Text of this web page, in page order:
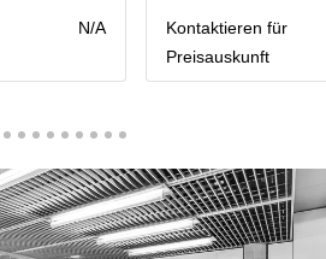
N/A
Kontaktieren für
Preisauskunft